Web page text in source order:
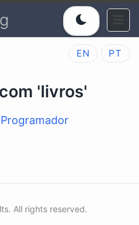
EN PT
'livros'
All rights reserved.